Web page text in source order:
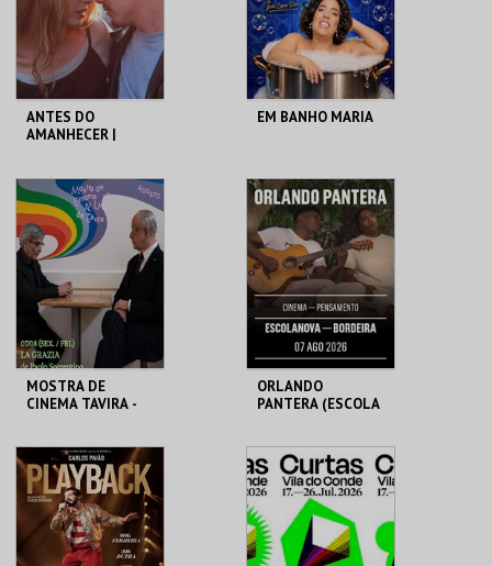
COMPRAR COMPRAR
ANTES DO
AMANHECER |
CAPITÓLIO.
MAIS INFO
COMPRAR
EM BANHO MARIA
C CULTURAL
ANTÓNIO ALEIXO
MAIS INFO
COMPRAR
MOSTRA DE
CINEMA TAVIRA -
CLAUSTROS
CONVENTO CARMO
MAIS INFO
ORLANDO
PANTERA (ESCOLA
ESCOLA NOVA
BORDEIRA
MAIS INFO